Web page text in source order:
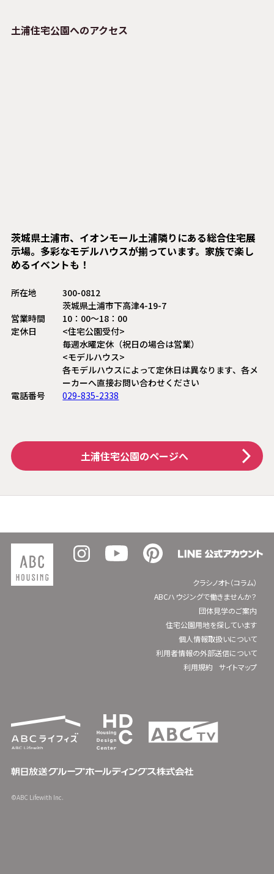
土浦住宅公園へのアクセス
茨城県土浦市、イオンモール土浦隣りにある総合住宅展
示場。多彩なモデルハウスが揃っています。家族で楽し
めるイベントも！
所在地
300-0812
茨城県土浦市下高津4-19-7
営業時間
10：00〜18：00
定休日
<住宅公園受付>
毎週水曜定休（祝日の場合は営業）
<モデルハウス>
各モデルハウスによって定休日は異なります、各メ
ーカーへ直接お問い合わせください
電話番号
029-835-2338
土浦住宅公園のページへ
クラシノオト（コラム）
ABCハウジングで働きませんか？
団体見学のご案内
住宅公園用地を探しています
個人情報取扱いについて
利用者情報の外部送信について
利用規約
サイトマップ
©ABC Lifewith Inc.